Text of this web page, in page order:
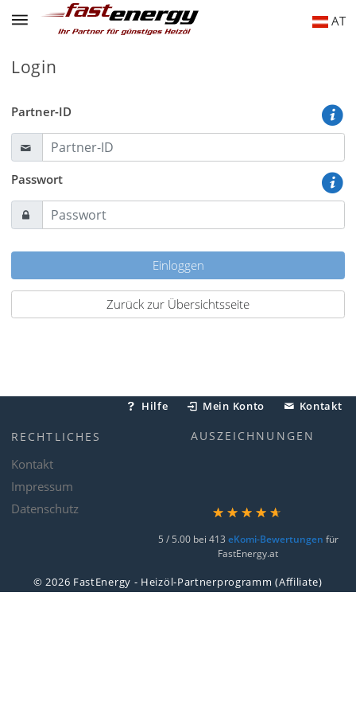
AT
Login
Partner-ID
Passwort
Einloggen
Zurück zur Übersichtsseite
Hilfe Mein Konto Kontakt
RECHTLICHES
Kontakt
Impressum
Datenschutz
AUSZEICHNUNGEN
☆ ☆ ☆ ☆ ☆
5 / 5.00 bei 413 eKomi-Bewertungen für
FastEnergy.at
© 2026 FastEnergy - Heizöl-Partnerprogramm (Affiliate)